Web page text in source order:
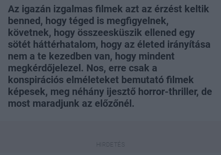
Az igazán izgalmas filmek azt az érzést keltik
benned, hogy téged is megfigyelnek,
követnek, hogy összeesküszik ellened egy
sötét háttérhatalom, hogy az életed irányítása
nem a te kezedben van, hogy mindent
megkérdőjelezel. Nos, erre csak a
konspirációs elméleteket bemutató filmek
képesek, meg néhány ijesztő horror-thriller, de
most maradjunk az előzőnél.